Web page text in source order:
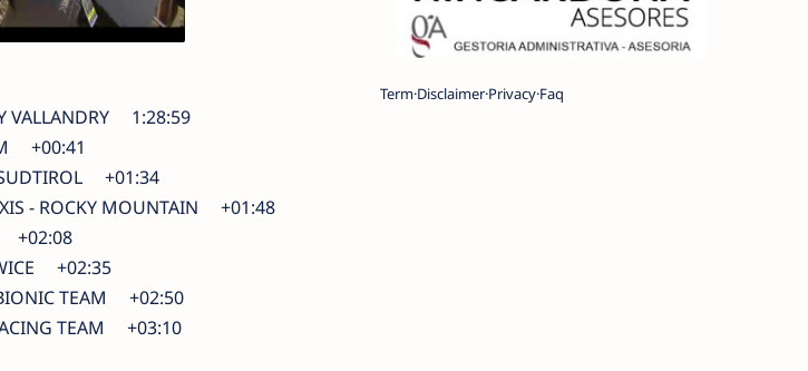
VALLANDRY 1:28:59
+00:41
+01:34
- ROCKY MOUNTAIN +01:48
+02:08
+02:35
TEAM +02:50
TEAM +03:10
TermDisclaimerPrivacyFaq